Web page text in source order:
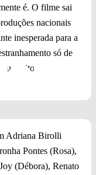
é. O filme sai
nacionais
inesperada para a
só de
muito e
Adriana Birolli
Pontes (Rosa),
(Débora), Renato